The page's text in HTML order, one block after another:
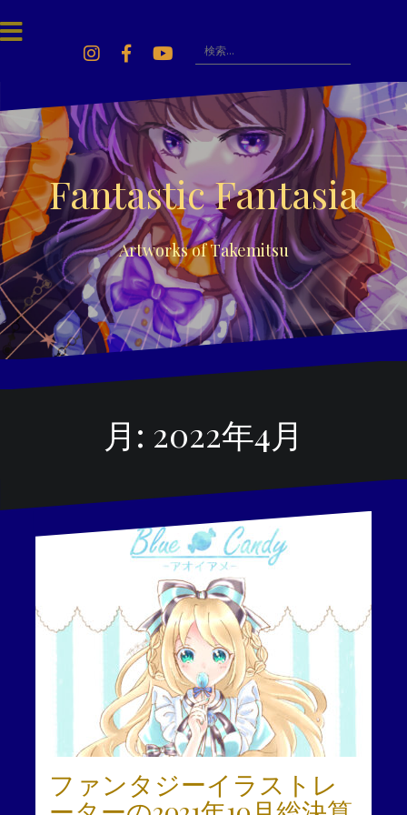
to
content
InstagramFacebookYoutube
検
索:
Fantastic Fantasia
Artworks of Takemitsu
月: 2022年4月
ファンタジーイラストレ